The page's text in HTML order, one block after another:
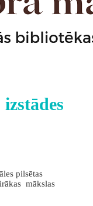
pilsētas
mākslas